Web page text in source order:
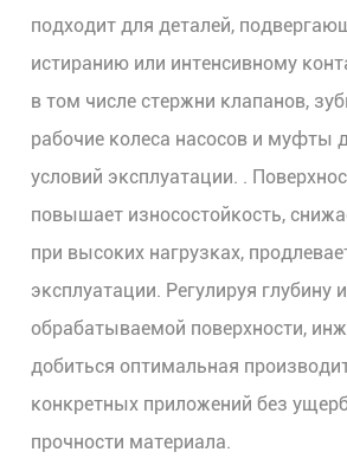
подходит для деталей,
истиранию или интенсивному
в том числестержни клапанов,
рабочие колеса насосов и муфты
условий эксплуатации. .
повышает износостойкость,
при высоких нагрузках,
эксплуатации. Регулируя глубину
обрабатываемой поверхности,
добитьсяоптимальная
конкретных приложенийбез
прочности материала.